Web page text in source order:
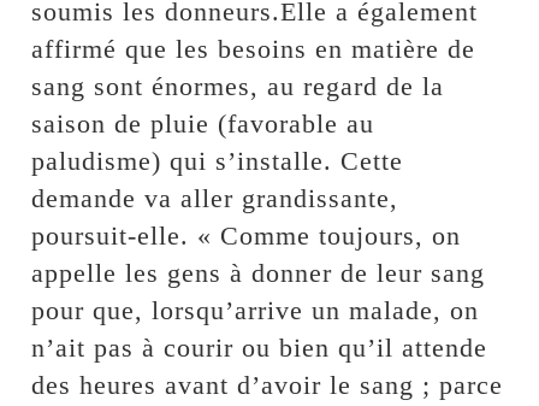
soumis les donneurs.Elle a également
affirmé que les besoins en matière de
sang sont énormes, au regard de la
saison de pluie (favorable au
paludisme) qui s’installe. Cette
demande va aller grandissante,
poursuit-elle. « Comme toujours, on
appelle les gens à donner de leur sang
pour que, lorsqu’arrive un malade, on
n’ait pas à courir ou bien qu’il attende
des heures avant d’avoir le sang ; parce